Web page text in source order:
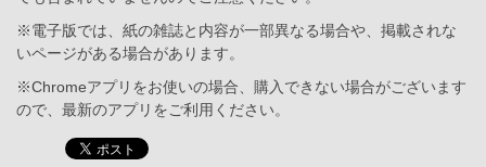
※電子版では、紙の雑誌と内容が一部異なる場合や、掲載されな
いページがある場合があります。
※Chromeアプリをお使いの場合、購入できない場合がございます
ので、最新のアプリをご利用ください。